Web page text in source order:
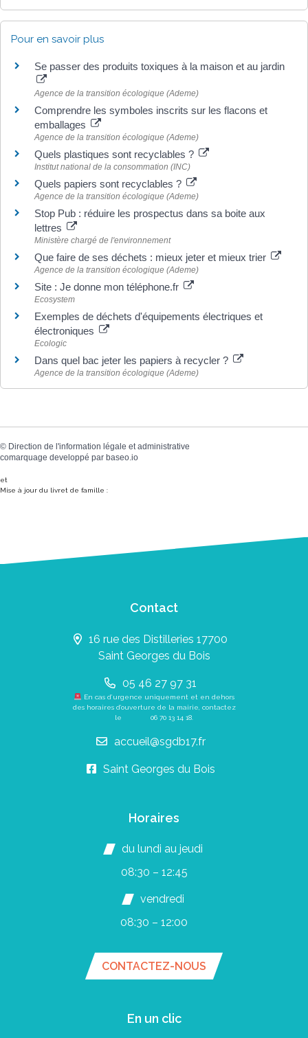
Pour en savoir plus
Se passer des produits toxiques à la maison et au jardin
Agence de la transition écologique (Ademe)
Comprendre les symboles inscrits sur les flacons et
emballages
Agence de la transition écologique (Ademe)
Quels plastiques sont recyclables ?
Institut national de la consommation (INC)
Quels papiers sont recyclables ?
Agence de la transition écologique (Ademe)
Stop Pub : réduire les prospectus dans sa boite aux
lettres
Ministère chargé de l'environnement
Que faire de ses déchets : mieux jeter et mieux trier
Agence de la transition écologique (Ademe)
Site : Je donne mon téléphone.fr
Ecosystem
Exemples de déchets d'équipements électriques et
électroniques
Ecologic
Dans quel bac jeter les papiers à recycler ?
Agence de la transition écologique (Ademe)
© Direction de l'information légale et administrative
comarquage developpé par baseo.io
et
Mise à jour du livret de famille :
Contact
16 rue des Distilleries 17700
Saint Georges du Bois
05 46 27 97 31
En cas d’urgence uniquement et en dehors
des horaires d’ouverture de la mairie, contactez
le 06 70 13 14 18
accueil@sgdb17.fr
Saint Georges du Bois
Horaires
du lundi au jeudi
08:30 – 12:45
vendredi
08:30 – 12:00
CONTACTEZ-NOUS
En un clic